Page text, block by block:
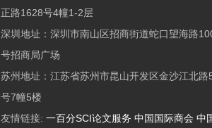
正路1628号4幢1-2层
深圳地址：深圳市南山区招商街道蛇口望海路
号招商局广场
苏州地址：江苏省苏州市昆山开发区金沙江北路
号7幢5楼
友情链接: 一百分SCI论文服务 中国国际商会 中